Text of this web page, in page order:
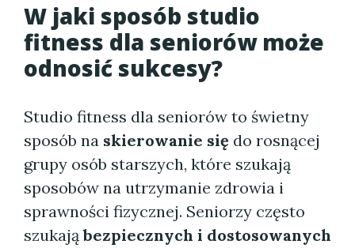
W jaki sposób studio
fitness dla seniorów może
odnosić sukcesy?
Studio fitness dla seniorów to świetny
sposób na skierowanie się do rosnącej
grupy osób starszych, które szukają
sposobów na utrzymanie zdrowia i
sprawności fizycznej. Seniorzy często
szukająbezpiecznych i dostosowanych